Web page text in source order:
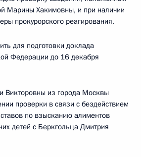
Марины Хакимовны, и при наличии
прокурорского реагирования.
для подготовки доклада
Федерации до 16 декабря
Викторовны из города Москвы
проверки в связи с бездействием
по взысканию алиментов
детей с Беркгольца Дмитрия